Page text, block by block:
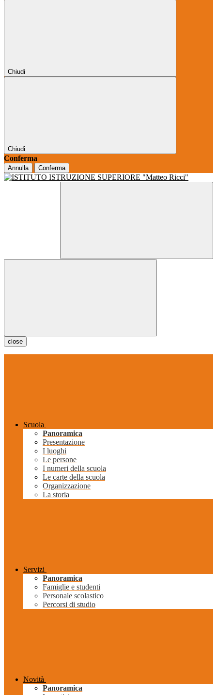
Chiudi
Chiudi
Conferma
Annulla Conferma
close
Scuola
Panoramica
Presentazione
I luoghi
Le persone
I numeri della scuola
Le carte della scuola
Organizzazione
La storia
Servizi
Panoramica
Famiglie e studenti
Personale scolastico
Percorsi di studio
Novità
Panoramica